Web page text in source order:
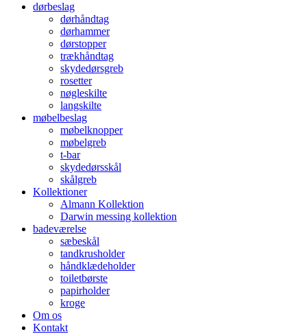
dørbeslag
dørhåndtag
dørhammer
dørstopper
trækhåndtag
skydedørsgreb
rosetter
nøgleskilte
langskilte
møbelbeslag
møbelknopper
møbelgreb
t-bar
skydedørsskål
skålgreb
Kollektioner
Almann Kollektion
Darwin messing kollektion
badeværelse
sæbeskål
tandkrusholder
håndklædeholder
toiletbørste
papirholder
kroge
Om os
Kontakt